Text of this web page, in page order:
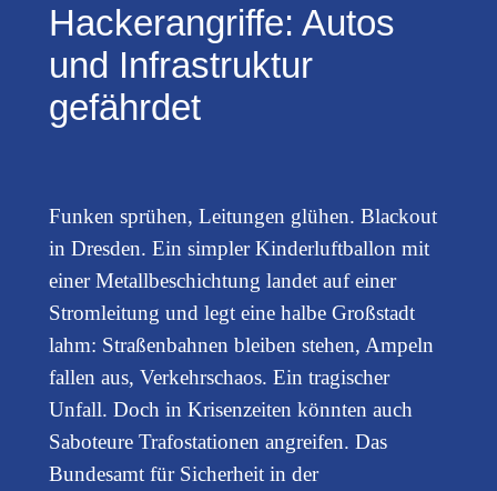
Hackerangriffe: Autos
und Infrastruktur
gefährdet
Funken sprühen, Leitungen glühen. Blackout
in Dresden. Ein simpler Kinderluftballon mit
einer Metallbeschichtung landet auf einer
Stromleitung und legt eine halbe Großstadt
lahm: Straßenbahnen bleiben stehen, Ampeln
fallen aus, Verkehrschaos. Ein tragischer
Unfall. Doch in Krisenzeiten könnten auch
Saboteure Trafostationen angreifen. Das
Bundesamt für Sicherheit in der